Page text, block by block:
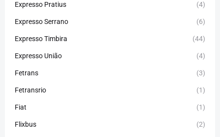
Expresso Pratius (4)
Expresso Serrano (6)
Expresso Timbira (44)
Expresso União (4)
Fetrans (3)
Fetransrio (1)
Fiat (1)
Flixbus (2)